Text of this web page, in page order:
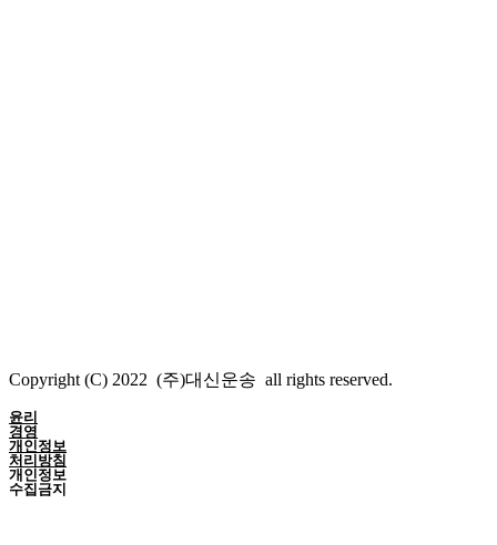
Copyright (C) 2022 (주)대신운송 all rights reserved.
윤리
경영
개인정보
처리방침
개인정보
수집금지